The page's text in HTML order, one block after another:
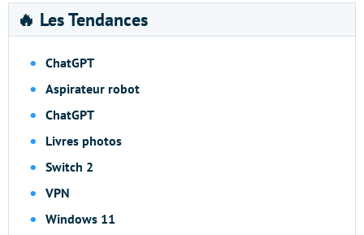
🔥 Les Tendances
ChatGPT
Aspirateur robot
ChatGPT
Livres photos
Switch 2
VPN
Windows 11